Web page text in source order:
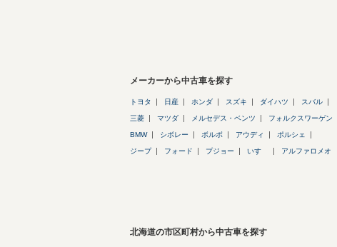
メーカーから中古車を探す
トヨタ 日産 ホンダ スズキ ダイハツ スバル
三菱 マツダ メルセデス・ベンツ フォルクスワーゲン
BMW シボレー ボルボ アウディ ポルシェ
ジープ フォード プジョー いすゞ アルファロメオ
北海道の市区町村から中古車を探す